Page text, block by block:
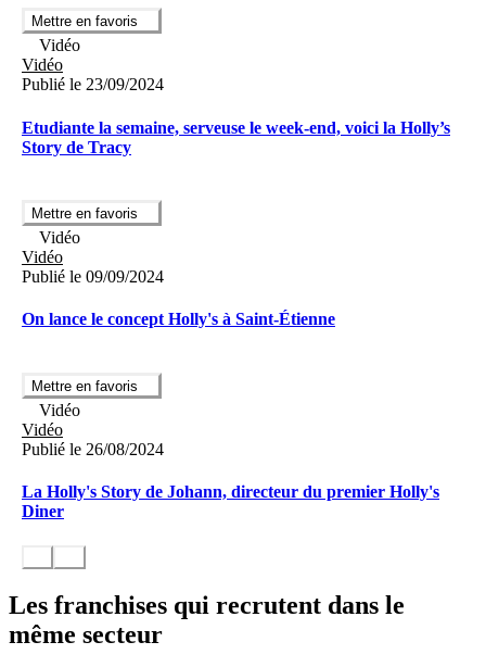
Mettre en favoris
Vidéo
Vidéo
Publié le 23/09/2024
Etudiante la semaine, serveuse le week-end, voici la Holly’s
Story de Tracy
Mettre en favoris
Vidéo
Vidéo
Publié le 09/09/2024
On lance le concept Holly's à Saint-Étienne
Mettre en favoris
Vidéo
Vidéo
Publié le 26/08/2024
La Holly's Story de Johann, directeur du premier Holly's
Diner
Les franchises qui recrutent dans le
même secteur